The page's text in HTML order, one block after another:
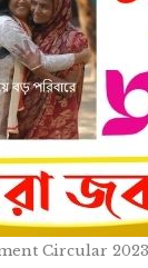
Circular 2023